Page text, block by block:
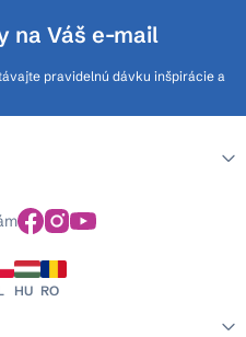
na Váš e-mail
pravidelnú dávku inšpirácie a
HU RO